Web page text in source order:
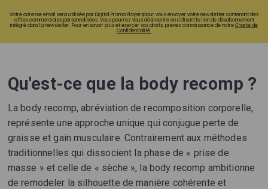
Votre adresse email sera utilisée par Digital Prisma Playerspour vous envoyer votre newsletter contenant des
offres commerciales personnalisées. Vous pourrez vous désinscrire en utilisant le lien de désabonnement
intégré dans la newsletter. Pour en savoir plus et exercer vos droits, prenez connaissance de notreCharte de
Confidentialité.
Qu'est-ce que la body recomp ?
La body recomp, abréviation de recomposition corporelle,
représente une approche unique qui conjugue perte de
graisse et gain musculaire. Contrairement aux méthodes
traditionnelles qui dissocient la phase de « prise de
masse » et celle de « sèche », la body recomp ambitionne
de remodeler la silhouette de manière cohérente et